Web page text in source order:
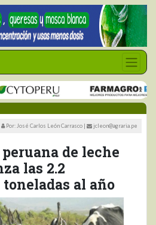
Por: José Carlos León Carrasco | jcleon@agraria.pe
de leche
las 2.2
al año